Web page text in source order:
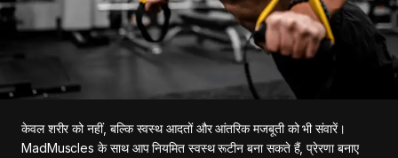
केवल शरीर को नहीं, बल्कि स्वस्थ आदतों और आंतरिक मजबूती को भी संवारें।
MadMuscles के साथ आप नियमित स्वस्थ रूटीन बना सकते हैं, प्रेरणा बनाए